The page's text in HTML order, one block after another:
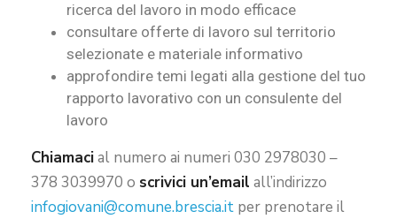
ricerca del lavoro in modo efficace
consultare offerte di lavoro sul territorio
selezionate e materiale informativo
approfondire temi legati alla gestione del tuo
rapporto lavorativo con un consulente del
lavoro
Chiamacial numero ai numeri 030 2978030 –
378 3039970 o scrivici un’email all’indirizzo
infogiovani@comune.brescia.it per prenotare il